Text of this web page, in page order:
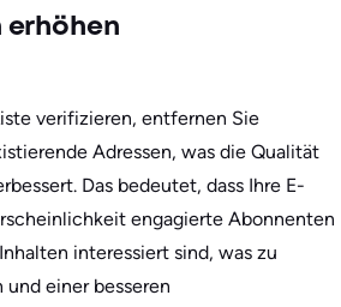
erhöhen
verifizieren, entfernen Sie
Adressen, was die Qualität
Das bedeutet, dass Ihre E-
engagierte Abonnenten
interessiert sind, was zu
einer besseren